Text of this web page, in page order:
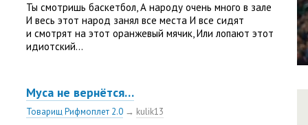
Ты смотришь баскетбол, А народу очень много в зале
И весь этот народ занял все места И все сидят
и смотрят на этот оранжевый мячик, Или лопают этот
идиотский...
Муса не вернётся…
Товарищ Рифмоплет 2.0 → kulik13